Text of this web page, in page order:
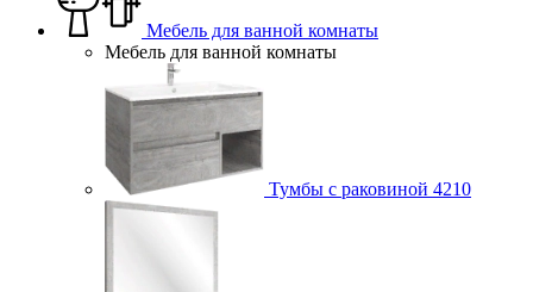
Мебель для ванной комнаты
Мебель для ванной комнаты
Тумбы с раковиной 4210